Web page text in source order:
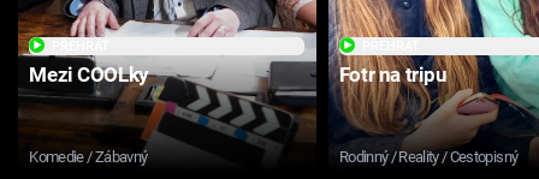
Mezi COOLky
Komedie / Zábavný
Fotr na tripu
Rodinný / Reality / Cestopisný